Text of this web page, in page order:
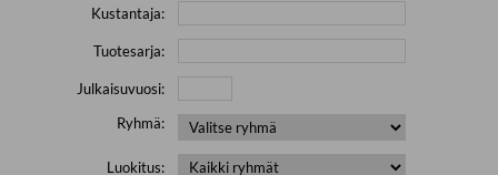
Kustantaja:
Tuotesarja:
Julkaisuvuosi:
Ryhmä:
Luokitus: